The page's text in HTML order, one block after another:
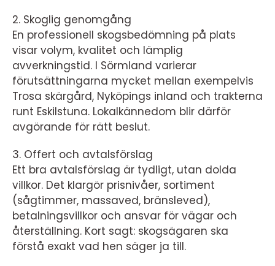
2. Skoglig genomgång
En professionell skogsbedömning på plats
visar volym, kvalitet och lämplig
avverkningstid. I Sörmland varierar
förutsättningarna mycket mellan exempelvis
Trosa skärgård, Nyköpings inland och trakterna
runt Eskilstuna. Lokalkännedom blir därför
avgörande för rätt beslut.
3. Offert och avtalsförslag
Ett bra avtalsförslag är tydligt, utan dolda
villkor. Det klargör prisnivåer, sortiment
(sågtimmer, massaved, bränsleved),
betalningsvillkor och ansvar för vägar och
återställning. Kort sagt: skogsägaren ska
förstå exakt vad hen säger ja till.